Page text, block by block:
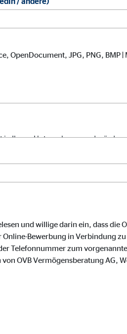
OpenDocument, JPG, PNG, BMP
und willige darin ein, dass die
Bewerbung in Verbindung
Telefonnummer zum
von OVB Vermögensberatung
2 Monate
werden beim Besuch unserer
Google Ireland Ltd.
youtube
Google Ireland Ltd.
Einbinden von Videos